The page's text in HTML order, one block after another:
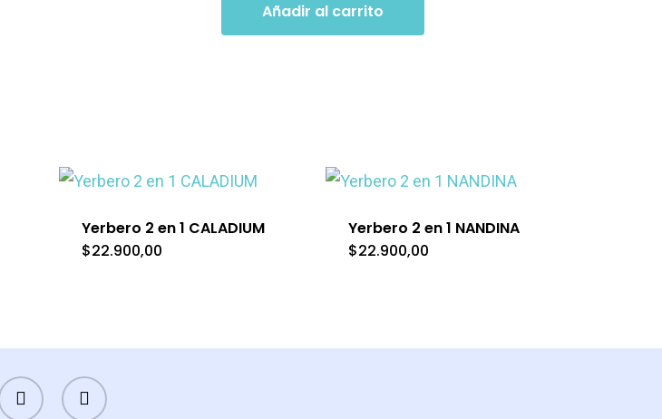
Añadir al carrito
Yerbero 2 en 1 CALADIUM
$22.900,00
Yerbero 2 en 1 NANDINA
$22.900,00
FACEBOOKINSTAGRAM